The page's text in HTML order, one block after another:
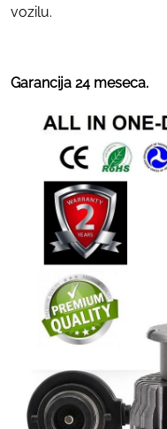
vozilu.
Garancija 24 meseca.